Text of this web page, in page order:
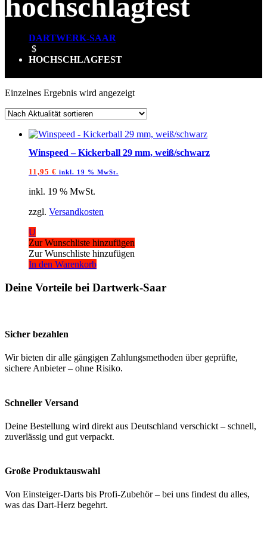
DARTWERK-SAAR
$
HOCHSCHLAGFEST
Einzelnes Ergebnis wird angezeigt
Winspeed – Kickerball 29 mm, weiß/schwarz
11,95 € inkl. 19 % MwSt.
inkl. 19 % MwSt.
zzgl. Versandkosten
U
Zur Wunschliste hinzufügen
Zur Wunschliste hinzufügen
In den Warenkorb
Deine Vorteile bei Dartwerk-Saar
Sicher bezahlen
Wir bieten dir alle gängigen Zahlungsmethoden über geprüfte,
sichere Anbieter – ohne Risiko.
Schneller Versand
Deine Bestellung wird direkt aus Deutschland verschickt – schnell,
zuverlässig und gut verpackt.
Große Produktauswahl
Von Einsteiger-Darts bis Profi-Zubehör – bei uns findest du alles,
was das Dart-Herz begehrt.